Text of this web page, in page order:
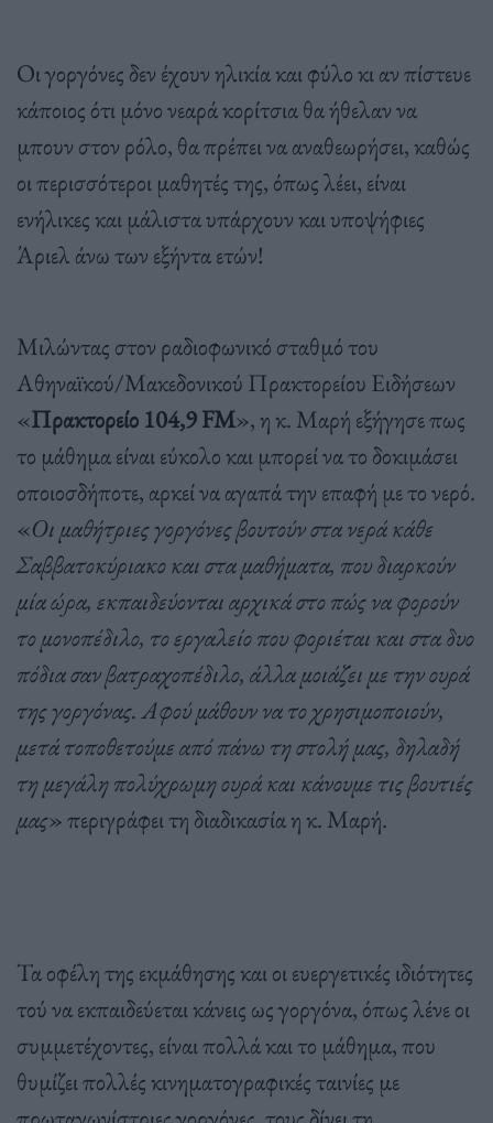
Οι γοργόνες δεν έχουν ηλικία και φύλο κι αν πίστευε
κάποιος ότι μόνο νεαρά κορίτσια θα ήθελαν να
μπουν στον ρόλο, θα πρέπει να αναθεωρήσει, καθώς
οι περισσότεροι μαθητές της, όπως λέει, είναι
ενήλικες και μάλιστα υπάρχουν και υποψήφιες
Άριελ άνω των εξήντα ετών!
Μιλώντας στον ραδιοφωνικό σταθμό του
Αθηναϊκού/Μακεδονικού Πρακτορείου Ειδήσεων
«Πρακτορείο 104,9 FM», η κ. Μαρή εξήγησε πως
το μάθημα είναι εύκολο και μπορεί να το δοκιμάσει
οποιοσδήποτε, αρκεί να αγαπά την επαφή με το νερό.
«Οι μαθήτριες γοργόνες βουτούν στα νερά κάθε
Σαββατοκύριακο και στα μαθήματα, που διαρκούν
μία ώρα, εκπαιδεύονται αρχικά στο πώς να φορούν
το μονοπέδιλο, το εργαλείο που φοριέται και στα δυο
πόδια σαν βατραχοπέδιλο, άλλα μοιάζει με την ουρά
της γοργόνας. Αφού μάθουν να το χρησιμοποιούν,
μετά τοποθετούμε από πάνω τη στολή μας, δηλαδή
τη μεγάλη πολύχρωμη ουρά και κάνουμε τις βουτιές
μας» περιγράφει τη διαδικασία η κ. Μαρή.
Τα οφέλη της εκμάθησης και οι ευεργετικές ιδιότητες
τού να εκπαιδεύεται κάνεις ως γοργόνα, όπως λένε οι
συμμετέχοντες, είναι πολλά και το μάθημα, που
θυμίζει πολλές κινηματογραφικές ταινίες με